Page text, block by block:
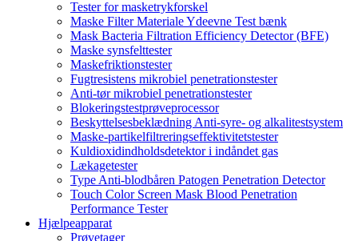
Tester for masketrykforskel
Maske Filter Materiale Ydeevne Test bænk
Mask Bacteria Filtration Efficiency Detector (BFE)
Maske synsfelttester
Maskefriktionstester
Fugtresistens mikrobiel penetrationstester
Anti-tør mikrobiel penetrationstester
Blokeringstestprøveprocessor
Beskyttelsesbeklædning Anti-syre- og alkalitestsystem
Maske-partikelfiltreringseffektivitetstester
Kuldioxidindholdsdetektor i indåndet gas
Lækagetester
Type Anti-blodbåren Patogen Penetration Detector
Touch Color Screen Mask Blood Penetration
Performance Tester
Hjælpeapparat
Prøvetager